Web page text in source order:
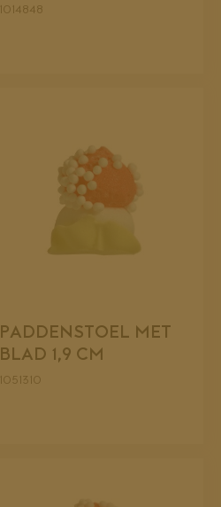
1014848
PADDENSTOEL MET
BLAD 1,9 CM
1051310